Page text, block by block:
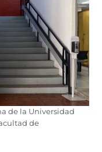
de la Universidad
de